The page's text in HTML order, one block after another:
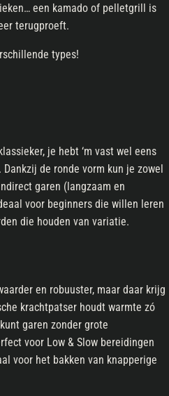
een kamado of pelletgrill is
terugproeft.
types!
je hebt ‘m vast wel eens
de ronde vorm kun je zowel
garen (langzaam en
voor beginners die willen leren
die houden van variatie.
en robuuster, maar daar krijg
krachtpatser houdt warmte zó
garen zonder grote
voor Low & Slow bereidingen
voor het bakken van knapperige